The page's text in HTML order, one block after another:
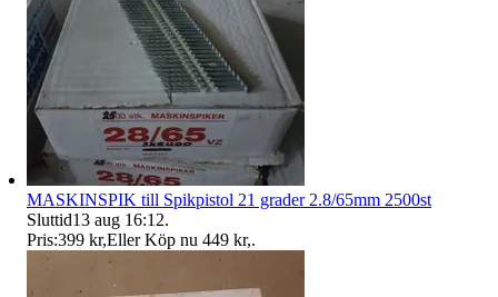
MASKINSPIK till Spikpistol 21 grader 2.8/65mm 2500st
Sluttid13 aug 16:12.
Pris:399 kr,Eller Köp nu 449 kr,.